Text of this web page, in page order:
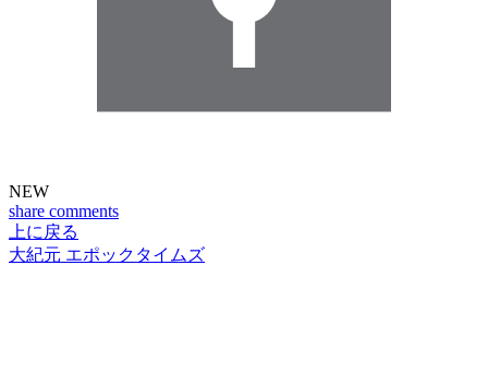
NEW
share comments
上に戻る
大紀元 エポックタイムズ